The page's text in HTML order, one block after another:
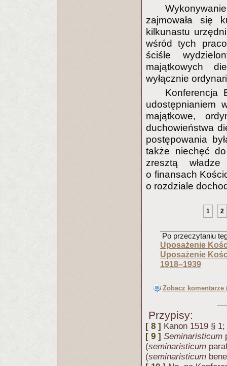
zajmowała się
kilkunastu
wśród tych
ściśle
majątkowych
wyłącznie
Konferencja
udostępnianiem
majątkowe,
duchowieństwa
postępowania
także niechęć
zresztą
o finansach
o rozdziale
1 2
Po przeczytaniu
Uposażenie
Uposażenie
1918–1939
Zobacz komentarze
Przypisy:
[ 8 ] Kanon 1519 §
[ 9 ] Seminaristicum
(seminaristicum
(seminaristicum